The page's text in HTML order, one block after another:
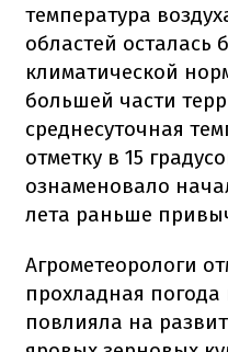
температура
областей осталась
климатической
большей части
среднесуточная
отметку в 15
ознаменовало
лета раньше
Агрометеорологи
прохладная
повлияла на